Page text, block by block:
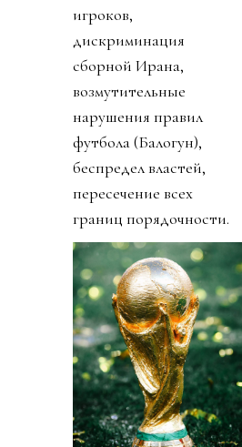
игроков,
дискриминация
сборной Ирана,
возмутительные
нарушения правил
футбола (Балогун),
беспредел властей,
пересечение всех
границ порядочности.